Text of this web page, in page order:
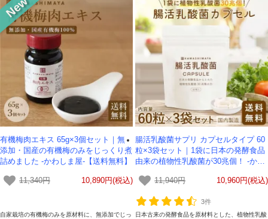
有機梅肉エキス 65g×3個セット｜無
添加・国産の有機梅のみをじっくり煮
詰めました -かわしま屋-【送料無料】
11,340円 10,890円(税込)
自家栽培の有機梅のみを原材料に、無添加でじっ
腸活乳酸菌サプリ カプセルタイプ 60
粒×3袋セット｜1袋に日本の発酵食品
由来の植物性乳酸菌が30兆個！ -かわ
送*
11,940円 10,960円(税込)
3件
日本古来の発酵食品を原材料とした、植物性乳酸